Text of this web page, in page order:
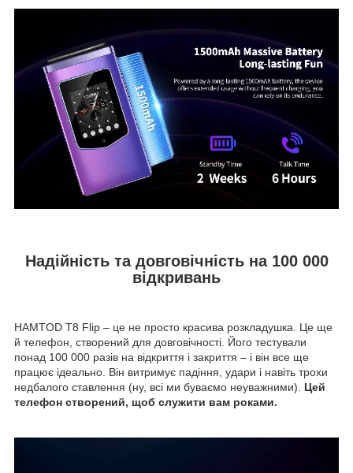
Надійність та довговічність на 100 000
відкривань
HAMTOD T8 Flip – це не просто красива розкладушка. Це ще
й телефон, створений для довговічності. Його тестували
понад 100 000 разів на відкриття і закриття – і він все ще
працює ідеально. Він витримує падіння, удари і навіть трохи
недбалого ставлення (ну, всі ми буваємо неуважними). Цей
телефон створений, щоб служити вам роками.